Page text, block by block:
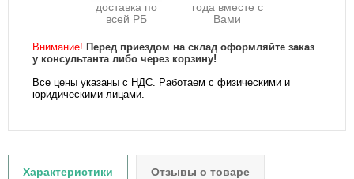
доставка по
всей РБ
года вместе с
Вами
Внимание! Перед приездом на склад оформляйте заказ
у консультанта либо через корзину!
Все цены указаны с НДС. Работаем с физическими и
юридическими лицами.
Характеристики Отзывы о товаре